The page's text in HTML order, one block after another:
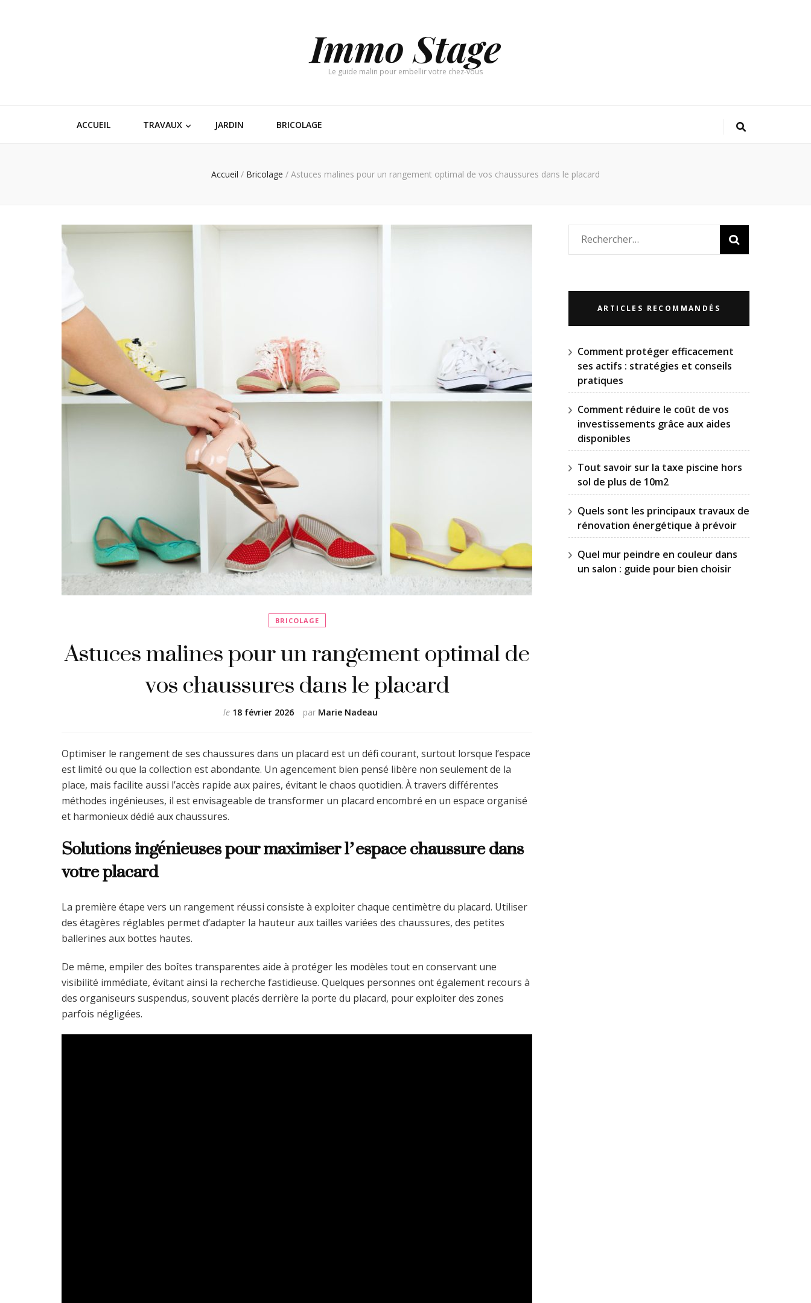
Immo Stage
Le guide malin pour embellir votre chez-vous
ACCUEIL TRAVAUX JARDIN BRICOLAGE
Accueil / Bricolage / Astuces malines pour un rangement optimal de vos chaussures dans le placard
BRICOLAGE
Astuces malines pour un rangement optimal de
vos chaussures dans le placard
par Marie Nadeau
le 18 février 2026
Optimiser le rangement de ses chaussures dans un placard est un défi courant, surtout lorsque l’espace
est limité ou que la collection est abondante. Un agencement bien pensé libère non seulement de la
place, mais facilite aussi l’accès rapide aux paires, évitant le chaos quotidien. À travers différentes
méthodes ingénieuses, il est envisageable de transformer un placard encombré en un espace organisé
et harmonieux dédié aux chaussures.
Solutions ingénieuses pour maximiser l’espace chaussure dans
votre placard
La première étape vers un rangement réussi consiste à exploiter chaque centimètre du placard. Utiliser
des étagères réglables permet d’adapter la hauteur aux tailles variées des chaussures, des petites
ballerines aux bottes hautes.
De même, empiler des boîtes transparentes aide à protéger les modèles tout en conservant une
visibilité immédiate, évitant ainsi la recherche fastidieuse. Quelques personnes ont également recours à
des organiseurs suspendus, souvent placés derrière la porte du placard, pour exploiter des zones
parfois négligées.
Rechercher :
ARTICLES RECOMMANDÉS
Comment protéger efficacement
ses actifs : stratégies et conseils
pratiques
Comment réduire le coût de vos
investissements grâce aux aides
disponibles
Tout savoir sur la taxe piscine hors
sol de plus de 10m2
Quels sont les principaux travaux de
rénovation énergétique à prévoir
Quel mur peindre en couleur dans
un salon : guide pour bien choisir